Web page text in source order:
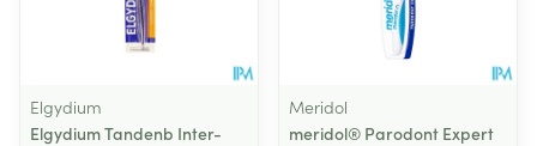
Elgydium
Elgydium Tandenb Inter-
Meridol
meridol® Parodont Expert